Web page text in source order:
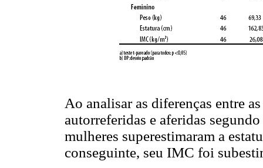
Ao analisar as diferenças entre
autorreferidas e aferidas
mulheres superestimaram a
conseguinte, seu IMC foi